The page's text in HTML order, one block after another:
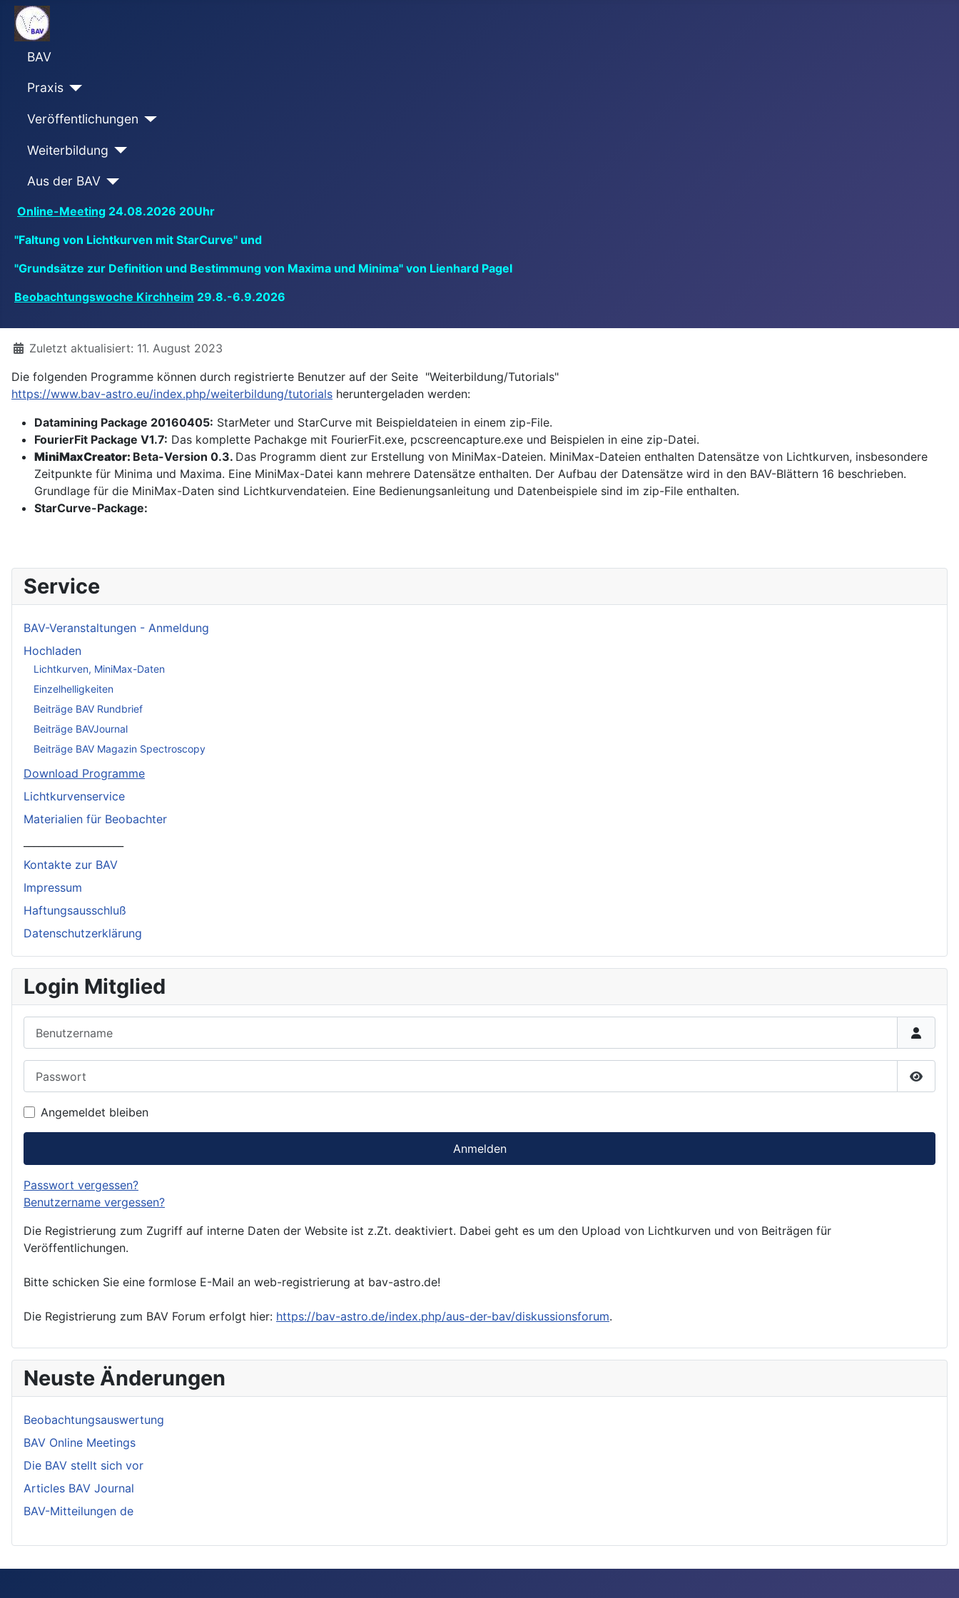
BAV
Praxis
Veröffentlichungen
Weiterbildung
Aus der BAV
Online-Meeting 24.08.2026 20Uhr
"Faltung von Lichtkurven mit StarCurve" und
"Grundsätze zur Definition und Bestimmung von Maxima und Minima" von Lienhard Pagel
Beobachtungswoche Kirchheim 29.8.-6.9.2026
DetailsZuletzt aktualisiert: 11. August 2023
Die folgenden Programme können durch registrierte Benutzer auf der Seite "Weiterbildung/Tutorials"
https://www.bav-astro.eu/index.php/weiterbildung/tutorials heruntergeladen werden:
Datamining Package 20160405: StarMeter und StarCurve mit Beispieldateien in einem zip-File.
FourierFit Package V1.7: Das komplette Pachakge mit FourierFit.exe, pcscreencapture.exe und Beispielen in eine zip-Datei.
MiniMaxCreator: Beta-Version 0.3. Das Programm dient zur Erstellung von MiniMax-Dateien. MiniMax-Dateien enthalten Datensätze von Lichtkurven, insbesondere
Zeitpunkte für Minima und Maxima. Eine MiniMax-Datei kann mehrere Datensätze enthalten. Der Aufbau der Datensätze wird in den BAV-Blättern 16 beschrieben.
Grundlage für die MiniMax-Daten sind Lichtkurvendateien. Eine Bedienungsanleitung und Datenbeispiele sind im zip-File enthalten.
StarCurve-Package:
Service
BAV-Veranstaltungen - Anmeldung
Hochladen
Lichtkurven, MiniMax-Daten
Einzelhelligkeiten
Beiträge BAV Rundbrief
Beiträge BAVJournal
Beiträge BAV Magazin Spectroscopy
Download Programme
Lichtkurvenservice
Materialien für Beobachter
Kontakte zur BAV
Impressum
Haftungsausschluß
Datenschutzerklärung
Login Mitglied
Angemeldet bleiben
Anmelden
Passwort vergessen?
Benutzername vergessen?
Die Registrierung zum Zugriff auf interne Daten der Website ist z.Zt. deaktiviert. Dabei geht es um den Upload von Lichtkurven und von Beiträgen für
Veröffentlichungen.
Bitte schicken Sie eine formlose E-Mail an web-registrierung at bav-astro.de!
Die Registrierung zum BAV Forum erfolgt hier: https://bav-astro.de/index.php/aus-der-bav/diskussionsforum.
Neuste Änderungen
Beobachtungsauswertung
BAV Online Meetings
Die BAV stellt sich vor
Articles BAV Journal
BAV-Mitteilungen de